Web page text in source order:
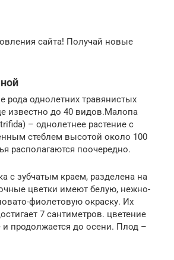
сайта! Получай новые
рода однолетних травянистых
известно до 40 видов.Малопа
– однолетнее растение с
стеблем высотой около 100
располагаются поочередно.
с зубчатым краем, разделена на
цветки имеют белую, нежно-
фиолетовую окраску. Их
7 сантиметров. цветение
и продолжается до осени. Плод –